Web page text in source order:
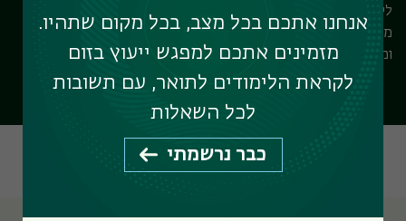
לימודי מגדר עוסקים בהוויה של הזהות המגדרית של נשים וגברים,
מתוך הכרה בהשפעתו של המגדר על כל תחומי הפעילות של האדם
ומהווה עיקרון מרכזי בארגון הסדר החברתי.
איך מתקבלים תוכניות לימוד
אנחנו אתכם בכל מצב, בכל מקום שתהיו.
מזמינים אתכם למפגש ייעוץ בזום
לקראת הלימודים לתואר, עם תשובות
לכל השאלות
כבר נרשמתי